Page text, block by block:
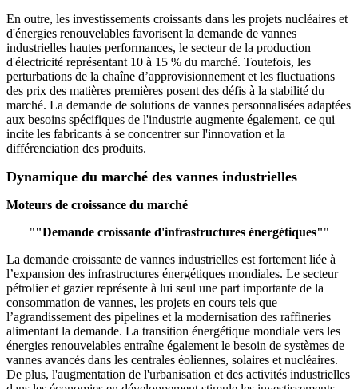
En outre, les investissements croissants dans les projets nucléaires et
d'énergies renouvelables favorisent la demande de vannes
industrielles hautes performances, le secteur de la production
d'électricité représentant 10 à 15 % du marché. Toutefois, les
perturbations de la chaîne d’approvisionnement et les fluctuations
des prix des matières premières posent des défis à la stabilité du
marché. La demande de solutions de vannes personnalisées adaptées
aux besoins spécifiques de l'industrie augmente également, ce qui
incite les fabricants à se concentrer sur l'innovation et la
différenciation des produits.
Dynamique du marché des vannes industrielles
Moteurs de croissance du marché
""Demande croissante d'infrastructures énergétiques""
La demande croissante de vannes industrielles est fortement liée à
l’expansion des infrastructures énergétiques mondiales. Le secteur
pétrolier et gazier représente à lui seul une part importante de la
consommation de vannes, les projets en cours tels que
l’agrandissement des pipelines et la modernisation des raffineries
alimentant la demande. La transition énergétique mondiale vers les
énergies renouvelables entraîne également le besoin de systèmes de
vannes avancés dans les centrales éoliennes, solaires et nucléaires.
De plus, l'augmentation de l'urbanisation et des activités industrielles